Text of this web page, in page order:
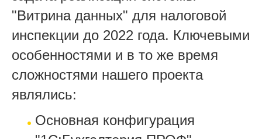
"Витрина данных" для налоговой
инспекции до 2022 года. Ключевыми
особенностями и в то же время
сложностями нашего проекта
являлись:
Основная конфигурация